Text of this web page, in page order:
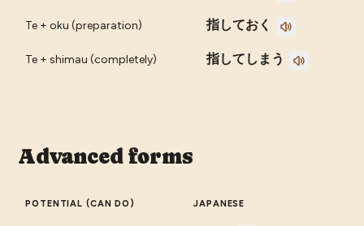
Te + oku (preparation) 指しておく
Te + shimau (completely) 指してしまう
Advanced forms
POTENTIAL (CAN DO) JAPANESE